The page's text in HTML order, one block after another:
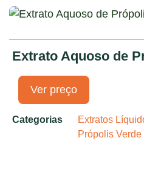
Extrato Aquoso de
Ver preço
Categorias Extratos
Própolis Verde